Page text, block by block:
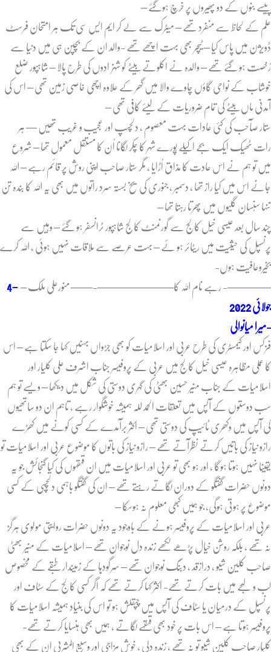
پیسے بنوں کے دو پھیروں پر خرچ ہوگئے –
علم کے لحاظ سے منفرد تھے – میٹرک سے لے کر ایم ایس سی تک ہر امتحان فرسٹ
ڈویژن میں پاس کیا – ٹیچر بھی بہت اچھے تھے -والد ان کے بچپن ہی میں دنیا سے
رُخصت ہو گئے تھے – والدہ نے اکلوتے بیٹے کو شہزادوں کی طرح پالا – شاہپور ضلع
خوشاب کے نواحی گاؤں چاوے والا میں گھر کے علاوہ اچھی خاصی زمین تھی – اس کی
آمدنی ماں بیٹے کی تمام ضروریات کے لیئے کافی تھی –
ستار صآحب کی کئی عادات بہت معصوم ، دلچسپ اور عجیب و غریب تھیں — ہر
رات ٹھیک ایک بجے اکیلے پُورے شہر کا چکر لگانا اُن کا مستقل معمول تھا – شروع
میں تو ہم نے اس عادت کا مذاق اُڑایا ، مگر ستار صاحب اپنی روش پر قائم رہے – اللہ
جانے اس میں کیا راز تھا ، دسمبر ، جنوری کی یخ بستہ سرد راتوں میں بھی یہ اللہ کا بندہ تن
تنہا سُنسان گلیوں میں پھرتا رہتا تھا –
چند سال بعد عیسی خیل کالج سے گورنمنٹ کالج شاہپور ٹرانسفر ہو گئے – وہیں سے
پرنسپل کی حیثیت میں ریٹائر ہو ئے – بہت عرصے سے ملاقات نہیں ہوئی ، اللہ کرے
بخیروعافیت ہوں-
————- رہے نام اللہ کا———————-—— منورعلی ملک – –
4
جولائی 2022
میرا میانوالی-
فزکس اور کیمسٹری کی طرح عربی اور اسلامیات کو بھی جڑواں بہنیں کہا جا سکتا ہے – اس
کا عملی مظاہرہ عیسی خیل کالج میں عربی کے پروفیسر جناب اشرف علی کلیار اور
اسلامیات کے جناب منیر حسین بھٹی کی گہری دوستی کی شکل میں دیکھا – ویسے تو ہم
سب دوستوں کے آپس میں تعلقات الحمد للہ ہمیشہ خوشگوار رہے ، تاہم ان دو ساتھیوں
کی آپس میں وکھری ٹائیپ کی دوستی تھی – اکثر برآمدے کے کسی کونے میں کھڑے
رازو نیاز کی باتیں کرتے نظرآتے تھے – رازو نیاز کی باتوں کا موضوع عربی اور اسلامیات تو
یقینا نہیں ہوتا ہوگا ، اور ہو بھی تو عربی اور اسلامیات میں ان قہقہوں کی کیا گنجائش جو یہ
دونوں حضرات گفتگو کے دوران لگاتے رہتے تھے – ان کی گفتگو باہمی دلچسپی کے کسی
موضوع پر ہوتی ہوگی، جو ہمیں کبھی معلوم نہ ہوسکا –
عربی اور اسلامیات کے پروفیسر ہونے کے باوجود یہ دونوں حضرات روایتی مولوی ہرگز
نہ تھے ، بلکہ روشن خیال پڑھے لکھے زندہ دل نوجوان تھے – اسلامیات کے منیر بھٹی
صاحب کلین شیو ، درازقد , دبنگ نوجوان تھے – سرگودہا کے زمیندار طبقے کے مخصوص
لب و لہجے میں بات کرتے تھے- اکثر کہا کرتے تھے کہ اگر کسی کالج کے سٹاف اور
پرنسپل کے درمیان یا سٹاف کی آپس میں چپقلش ہو تو اس کی بنیاد ہمیشہ اسلامیات کا
پروفیسر ہوتا ہے – اس بات پر خود بھی قہقہے لگاتے ، ہمیں بھی ہنسایا کرتے تھے-
کلیار صاحب کلین شیو تو نہ تھے ، زندہ دلی ، خوش مزاجی اور وسیع المشربی ان کے بھی